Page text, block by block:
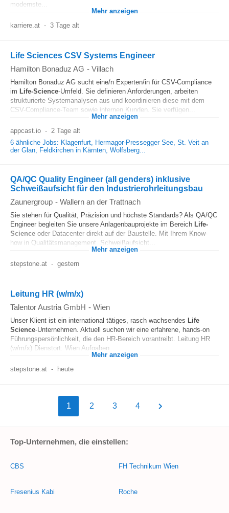
modernste...
Mehr anzeigen
karriere.at - 3 Tage alt
Life Sciences CSV Systems Engineer
Hamilton Bonaduz AG - Villach
Hamilton Bonaduz AG sucht eine/n Experten/in für CSV-Compliance
im Life-Science-Umfeld. Sie definieren Anforderungen, arbeiten
strukturierte Systemanalysen aus und koordinieren diese mit dem
CSV-Compliance-Team sowie internen Kunden. Sie verfügen...
Mehr anzeigen
appcast.io - 2 Tage alt
6 ähnliche Jobs: Klagenfurt, Hermagor-Pressegger See, St. Veit an
der Glan, Feldkirchen in Kärnten, Wolfsberg...
QA/QC Quality Engineer (all genders) inklusive
Schweißaufsicht für den Industrierohrleitungsbau
Zaunergroup - Wallern an der Trattnach
Sie stehen für Qualität, Präzision und höchste Standards? Als QA/QC
Engineer begleiten Sie unsere Anlagenbauprojekte im Bereich Life-
Science oder Datacenter direkt auf der Baustelle. Mit Ihrem Know-
how in Qualitätsmanagement, Schweißaufsicht...
Mehr anzeigen
stepstone.at - gestern
Leitung HR (w/m/x)
Talentor Austria GmbH - Wien
Unser Klient ist ein international tätiges, rasch wachsendes Life
Science-Unternehmen. Aktuell suchen wir eine erfahrene, hands-on
Führungspersönlichkeit, die den HR-Bereich vorantreibt. Leitung HR
(w/m/x) Dienstort: Wien Aufgaben...
Mehr anzeigen
stepstone.at - heute
1 2 3 4
Top-Unternehmen, die einstellen:
CBS
Fresenius Kabi
FH Technikum Wien
Roche